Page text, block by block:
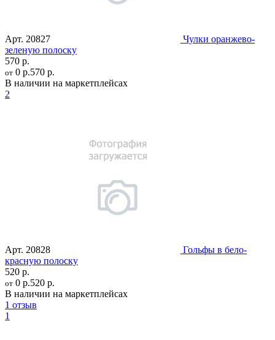
Арт. 20827
Чулки оранжево-
зеленую полоску
570 р.
от 0 р.570 р.
В наличии на маркетплейсах
2
Арт. 20828
Гольфы в бело-
красную полоску
520 р.
от 0 р.520 р.
В наличии на маркетплейсах
1 отзыв
1